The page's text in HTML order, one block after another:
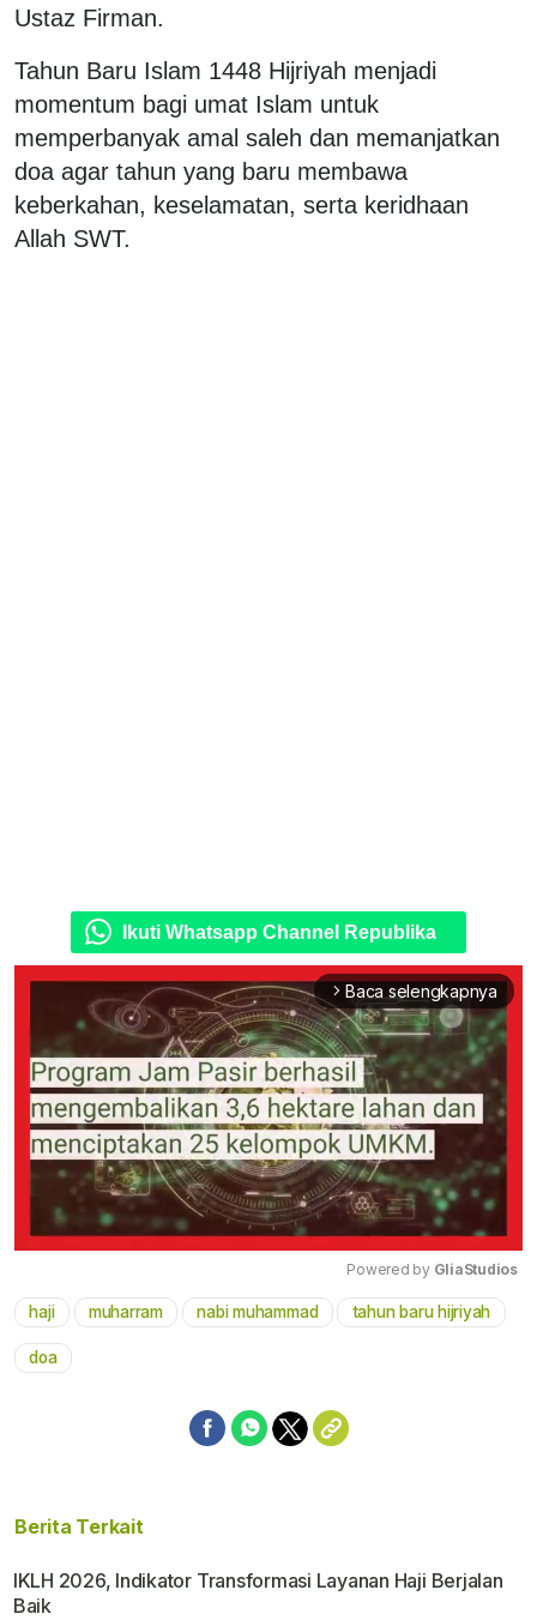
Ustaz Firman.
Tahun Baru Islam 1448 Hijriyah menjadi
momentum bagi umat Islam untuk
memperbanyak amal saleh dan memanjatkan
doa agar tahun yang baru membawa
keberkahan, keselamatan, serta keridhaan
Allah SWT.
Ikuti Whatsapp Channel Republika
arrow_forward_ios Baca selengkapnya
Mute
Powered by GliaStudios
haji muharram nabi muhammad tahun baru hijriyah
doa
Berita Terkait
IKLH 2026, Indikator Transformasi Layanan Haji Berjalan
Baik